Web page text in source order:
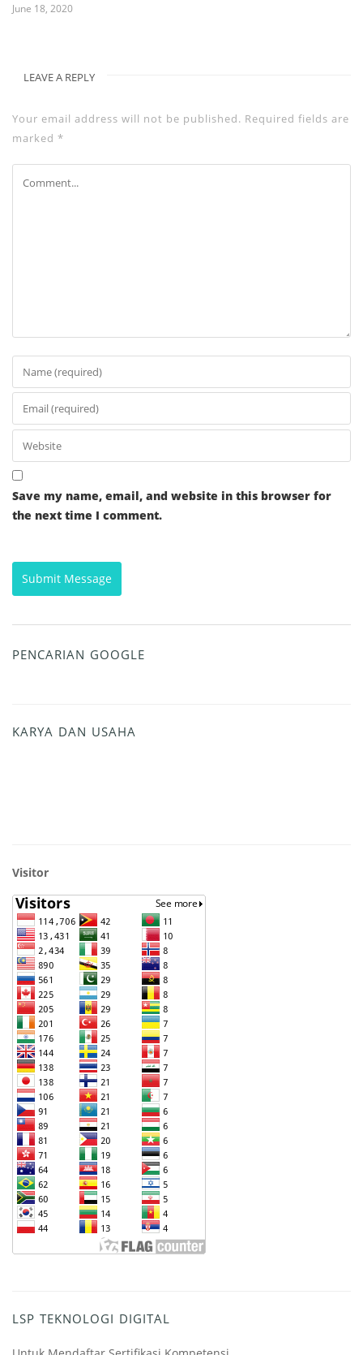
June 18, 2020
LEAVE A REPLY
Your email address will not be published. Required fields are
marked *
Save my name, email, and website in this browser for
the next time I comment.
PENCARIAN GOOGLE
KARYA DAN USAHA
Visitor
LSP TEKNOLOGI DIGITAL